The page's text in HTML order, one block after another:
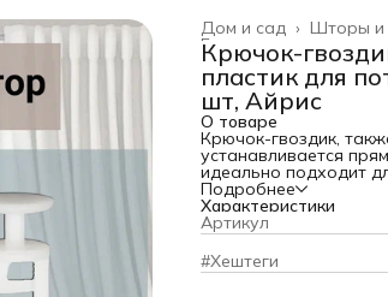
Шторы и
Дом и сад ›
Главная
Крючок-
пластик для
шт, Айрис
О товаре
Крючок-гвоздик,
устанавливается
идеально подходит
блэкаут, которые не
сочетается с
Этот тип крючка
карнизу, не требуя
легкого
карниз, но при этом
штор. Благодаря
Подробнее
Характеристики
Артикул
#Хештеги